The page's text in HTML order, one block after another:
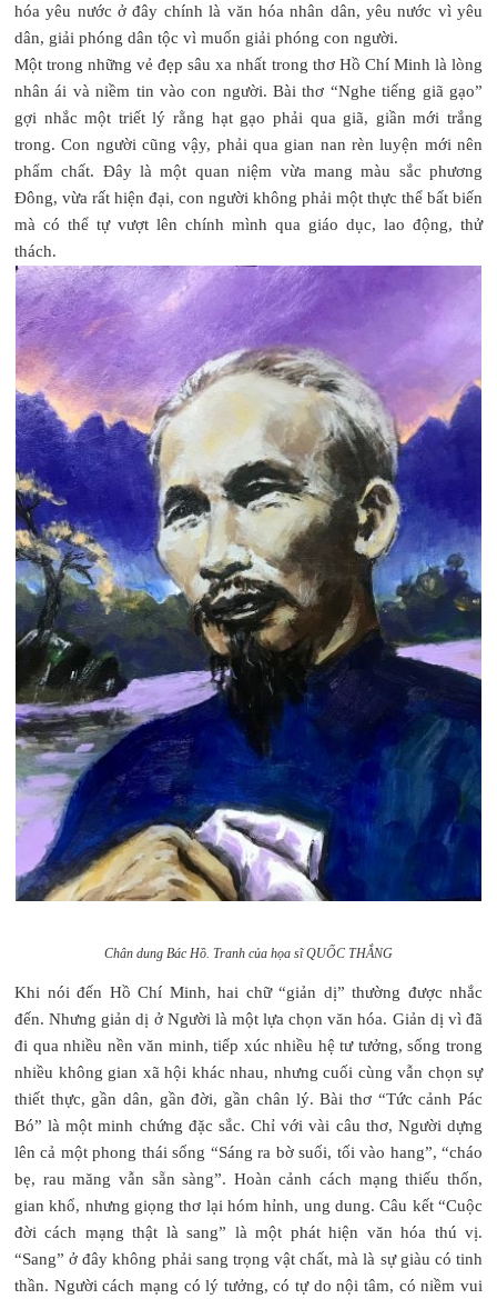
hóa yêu nước ở đây chính là văn hóa nhân dân, yêu nước vì yêu
dân, giải phóng dân tộc vì muốn giải phóng con người.
Một trong những vẻ đẹp sâu xa nhất trong thơ Hồ Chí Minh là lòng
nhân ái và niềm tin vào con người. Bài thơ “Nghe tiếng giã gạo”
gợi nhắc một triết lý rằng hạt gạo phải qua giã, giần mới trắng
trong. Con người cũng vậy, phải qua gian nan rèn luyện mới nên
phẩm chất. Đây là một quan niệm vừa mang màu sắc phương
Đông, vừa rất hiện đại, con người không phải một thực thể bất biến
mà có thể tự vượt lên chính mình qua giáo dục, lao động, thử
thách.
Chân dung Bác Hồ. Tranh của họa sĩ QUỐC THẮNG
Khi nói đến Hồ Chí Minh, hai chữ “giản dị” thường được nhắc
đến. Nhưng giản dị ở Người là một lựa chọn văn hóa. Giản dị vì đã
đi qua nhiều nền văn minh, tiếp xúc nhiều hệ tư tưởng, sống trong
nhiều không gian xã hội khác nhau, nhưng cuối cùng vẫn chọn sự
thiết thực, gần dân, gần đời, gần chân lý. Bài thơ “Tức cảnh Pác
Bó” là một minh chứng đặc sắc. Chỉ với vài câu thơ, Người dựng
lên cả một phong thái sống “Sáng ra bờ suối, tối vào hang”, “cháo
bẹ, rau măng vẫn sẵn sàng”. Hoàn cảnh cách mạng thiếu thốn,
gian khổ, nhưng giọng thơ lại hóm hỉnh, ung dung. Câu kết “Cuộc
đời cách mạng thật là sang” là một phát hiện văn hóa thú vị.
“Sang” ở đây không phải sang trọng vật chất, mà là sự giàu có tinh
thần. Người cách mạng có lý tưởng, có tự do nội tâm, có niềm vui